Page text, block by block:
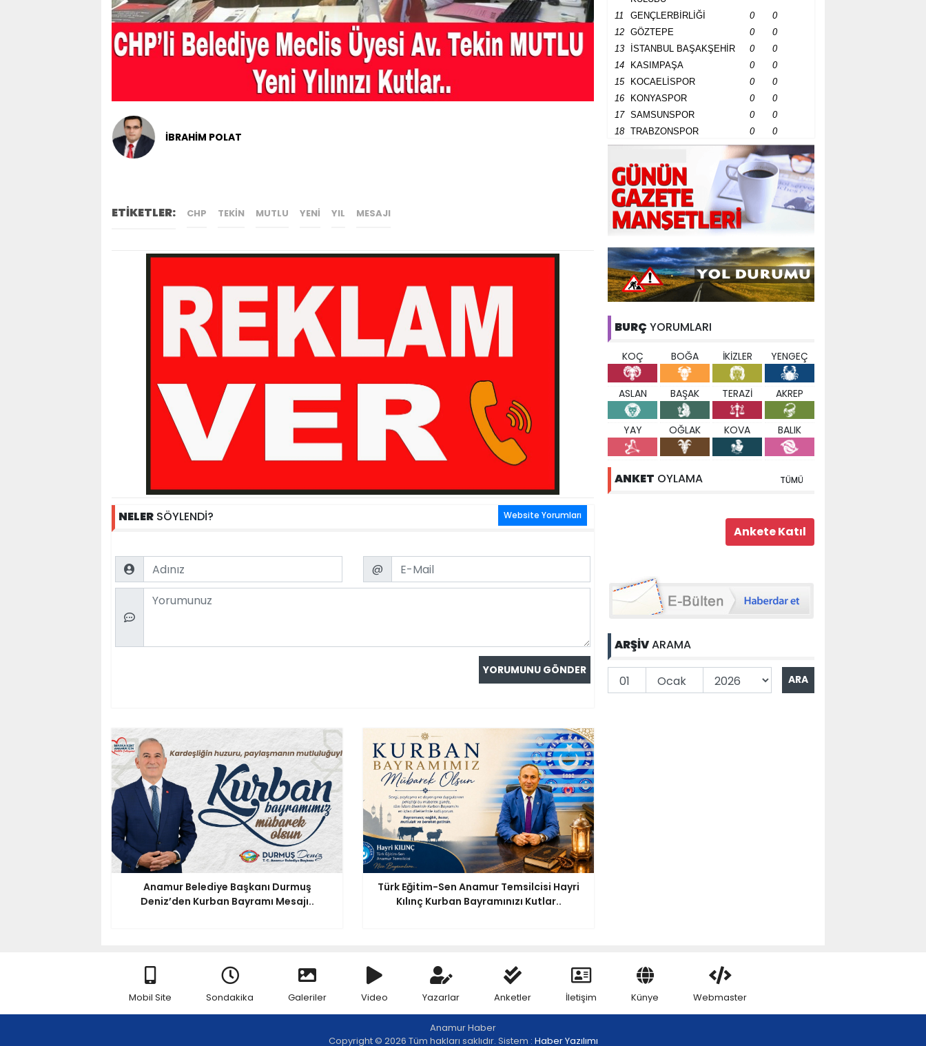
İBRAHİM POLAT
ETİKETLER: CHP TEKIN MUTLU YENI YIL MESAJI
NELER SÖYLENDİ? Website Yorumları
Name Email
@
Comment
Anamur Belediye Başkanı Durmuş
Deniz’den Kurban Bayramı Mesajı..
Türk Eğitim-Sen Anamur Temsilcisi Hayri
Kılınç Kurban Bayramınızı Kutlar..
11 GENÇLERBİRLİĞİ 0
0
12
GÖZTEPE 0
0
13
İSTANBUL BAŞAKŞEHİR 0
0
14
KASIMPAŞA 0
0
15
KOCAELİSPOR 0
0
16
KONYASPOR 0
0
17
SAMSUNSPOR 0
0
18
TRABZONSPOR 0 0
BURÇ YORUMLARI
KOÇ BOĞA İKİZLER YENGEÇ
ASLAN BAŞAK TERAZİ AKREP
YAY OĞLAK KOVA BALIK
ANKET OYLAMA TÜMÜ
ARŞİVARAMA
Mobil Site Sondakika Galeriler Video Yazarlar Anketler İletişim Künye Webmaster
Anamur Haber
Copyright © 2026 Tüm hakları saklıdır. Sistem : Haber Yazılımı